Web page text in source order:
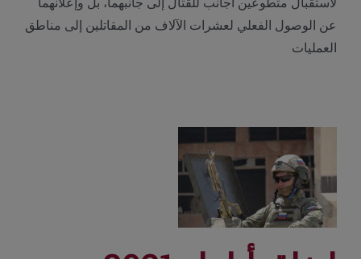
عن الوصول الفعلي لعشرات الآلاف من المقاتلين إلى مناطق
العمليات